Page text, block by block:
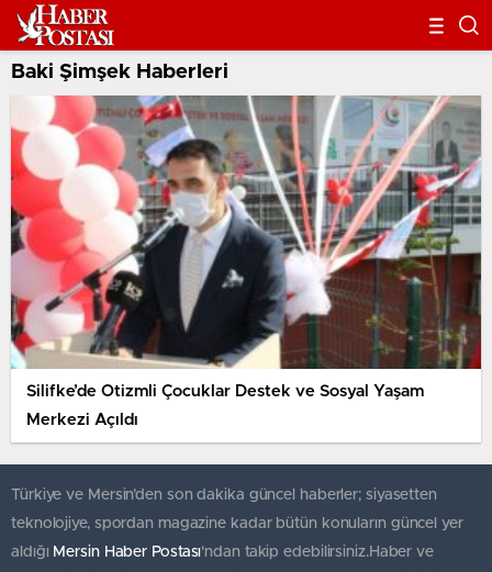
Baki Şimşek Haberleri
Silifke’de Otizmli Çocuklar Destek ve Sosyal Yaşam
Merkezi Açıldı
Türkiye ve Mersin’den son dakika güncel haberler; siyasetten
teknolojiye, spordan magazine kadar bütün konuların güncel yer
aldığı Mersin Haber Postası'ndan takip edebilirsiniz.Haber ve